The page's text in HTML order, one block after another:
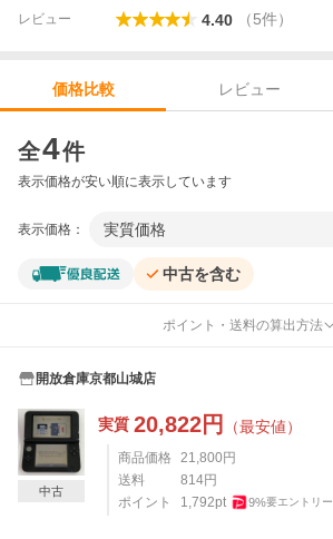
レビュー 4.40 （5件）
価格比較 レビュー
全4件
表示価格が安い順に表示しています
表示価格： 実質価格
中古を含む
ポイント・送料の算出方法
開放倉庫京都山城店
実質 20,822円 （最安値）
商品価格 21,800 円
送料
814円
ポイント
1,792pt 9%要エントリー
中古